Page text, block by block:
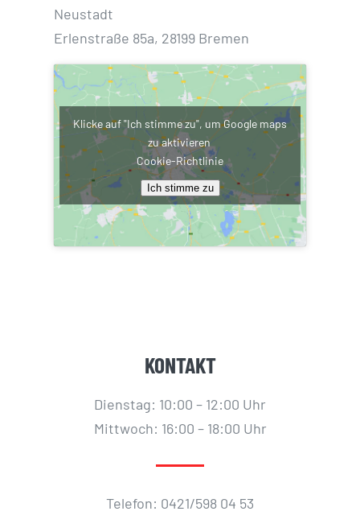
KONTAKT
Dienstag: 10:00 – 12:00 Uhr
Mittwoch: 16:00 – 18:00 Uhr
Telefon: 0421/598 04 53
Neustadt
Erlenstraße 85a, 28199 Bremen
Klicke auf "Ich stimme zu", um Google maps
zu aktivieren
Cookie-Richtlinie
Ich stimme zu